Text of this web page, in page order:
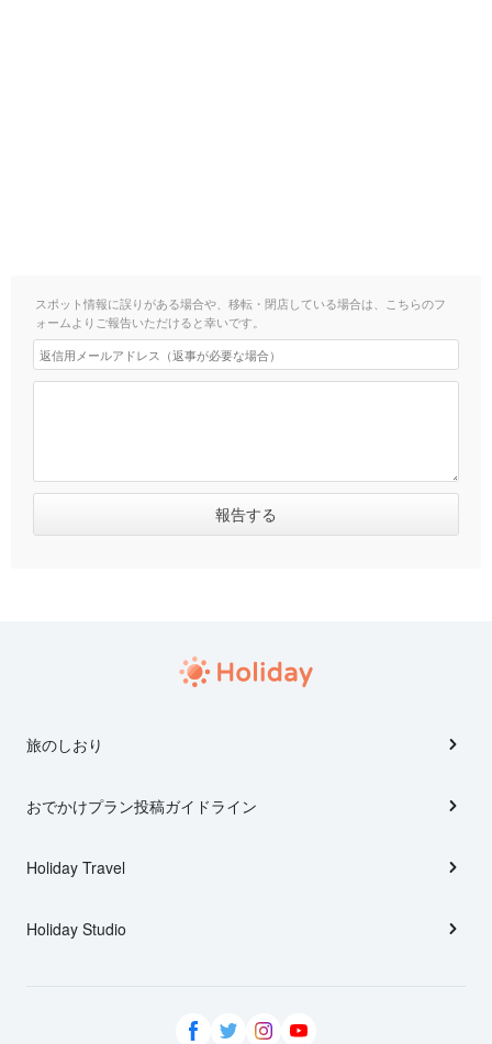
スポット情報に誤りがある場合や、移転・閉店している場合は、こちらのフ
ォームよりご報告いただけると幸いです。
旅のしおり
おでかけプラン投稿ガイドライン
Holiday Travel
Holiday Studio